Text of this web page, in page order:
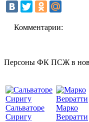
Комментарии:
Персоны ФК ПСЖ в
Сальваторе
Сиригу
Марко
Верратти